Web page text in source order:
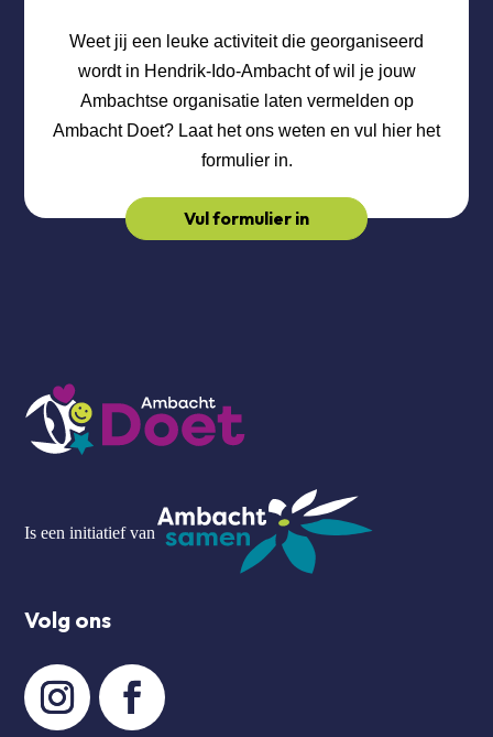
Weet jij een leuke activiteit die georganiseerd
wordt in Hendrik-Ido-Ambacht of wil je jouw
Ambachtse organisatie laten vermelden op
Ambacht Doet? Laat het ons weten en vul hier het
formulier in.
Vul formulier in
Is een initiatief van
Volg ons